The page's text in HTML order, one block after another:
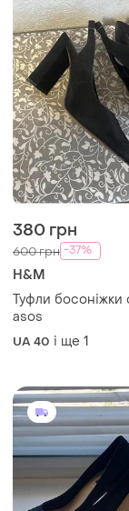
380 грн
600 грн -37%
H&M
Туфли босоніжки
asos
UA 40 і ще 1